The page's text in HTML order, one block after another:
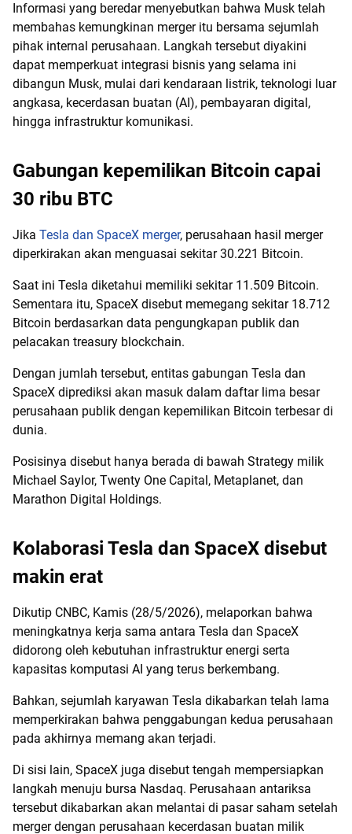
Informasi yang beredar menyebutkan bahwa Musk telah
membahas kemungkinan merger itu bersama sejumlah
pihak internal perusahaan. Langkah tersebut diyakini
dapat memperkuat integrasi bisnis yang selama ini
dibangun Musk, mulai dari kendaraan listrik, teknologi luar
angkasa, kecerdasan buatan (AI), pembayaran digital,
hingga infrastruktur komunikasi.
Gabungan kepemilikan Bitcoin capai
30 ribu BTC
Jika Tesla dan SpaceX merger, perusahaan hasil merger
diperkirakan akan menguasai sekitar 30.221 Bitcoin.
Saat ini Tesla diketahui memiliki sekitar 11.509 Bitcoin.
Sementara itu, SpaceX disebut memegang sekitar 18.712
Bitcoin berdasarkan data pengungkapan publik dan
pelacakan treasury blockchain.
Dengan jumlah tersebut, entitas gabungan Tesla dan
SpaceX diprediksi akan masuk dalam daftar lima besar
perusahaan publik dengan kepemilikan Bitcoin terbesar di
dunia.
Posisinya disebut hanya berada di bawah Strategy milik
Michael Saylor, Twenty One Capital, Metaplanet, dan
Marathon Digital Holdings.
Kolaborasi Tesla dan SpaceX disebut
makin erat
Dikutip CNBC, Kamis (28/5/2026), melaporkan bahwa
meningkatnya kerja sama antara Tesla dan SpaceX
didorong oleh kebutuhan infrastruktur energi serta
kapasitas komputasi AI yang terus berkembang.
Bahkan, sejumlah karyawan Tesla dikabarkan telah lama
memperkirakan bahwa penggabungan kedua perusahaan
pada akhirnya memang akan terjadi.
Di sisi lain, SpaceX juga disebut tengah mempersiapkan
langkah menuju bursa Nasdaq. Perusahaan antariksa
tersebut dikabarkan akan melantai di pasar saham setelah
merger dengan perusahaan kecerdasan buatan milik